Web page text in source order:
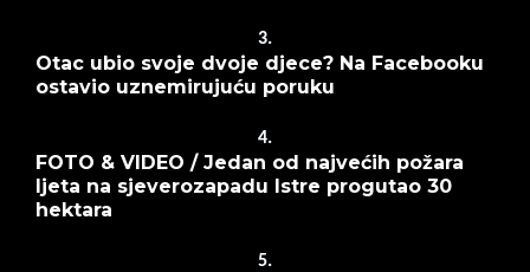
3.
Otac ubio svoje dvoje djece? Na Facebooku
ostavio uznemirujuću poruku
4.
FOTO & VIDEO / Jedan od najvećih požara
ljeta na sjeverozapadu Istre progutao 30
hektara
5.